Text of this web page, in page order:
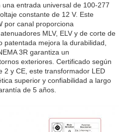
una entrada universal de 100-277
constante de 12 V. Este
por canal proporciona
MLV, ELV y de corte de
patentada mejora la durabilidad,
3R garantiza un
exteriores. Certificado según
2 y CE, este transformador LED
superior y confiabilidad a largo
de 5 años.